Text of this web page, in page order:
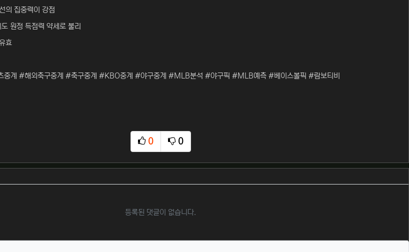
의 집중력이 강점
원정 득점력 약세로 불리
효
중계 #해외축구중계 #축구중계 #KBO중계 #야구중계 #MLB분석 #야구픽 #MLB예측 #베이스볼픽 #람보티비
0
추천
0
비추천
등록된 댓글이 없습니다.